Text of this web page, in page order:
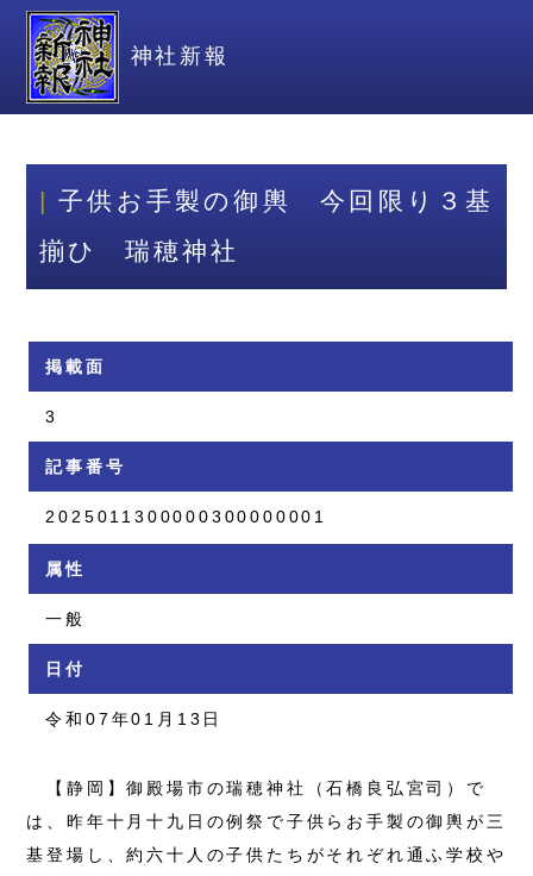
神社新報
子供お手製の御輿 今回限り３基
揃ひ 瑞穂神社
掲載面
3
記事番号
2025011300000300000001
属性
一般
日付
令和07年01月13日
【静岡】御殿場市の瑞穂神社（石橋良弘宮司）で
は、昨年十月十九日の例祭で子供らお手製の御輿が三
基登場し、約六十人の子供たちがそれぞれ通ふ学校や